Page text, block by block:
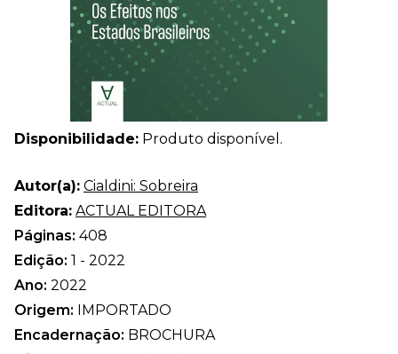
Disponibilidade: Produto disponível.
Autor(a): Cialdini: Sobreira
Editora: ACTUAL EDITORA
Páginas: 408
Edição: 1 - 2022
Ano: 2022
Origem: IMPORTADO
Encadernação: BROCHURA